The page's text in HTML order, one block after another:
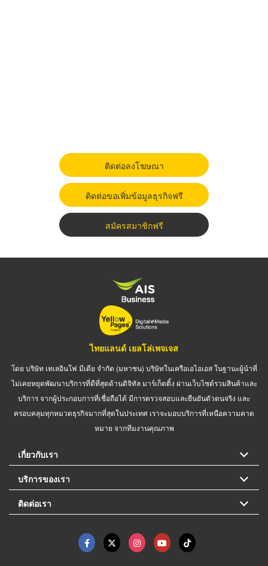
ติดต่อลงโฆษณา
ติดต่อขอเพิ่มข้อมูลธุรกิจฟรี
สมัครสมาชิกฟรี
ไทยแลนด์ เยลโล่เพจเจส
โดย บริษัท เทเลอินโฟ มีเดีย จำกัด (มหาชน) บริษัทในเครือเอไอเอส ในฐานะผู้นำที่
ไม่เคยหยุดพัฒนาบริการที่ดีที่สุดด้านดิจิทัล มาร์เก็ตติ้ง ผ่านเว็บไซต์รวมสินค้าและ
บริการ จากผู้ประกอบการที่เชื่อถือได้ มีการตรวจสอบและยืนยันตัวตนจริง และ
ครอบคลุมทุกหมวดธุรกิจมากที่สุดในประเทศ เราจะมอบบริการที่เหนือความคาด
หมาย จากทีมงานคุณภาพ
เกี่ยวกับเรา
บริการของเรา
ติดต่อเรา